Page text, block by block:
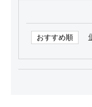
おすすめ順